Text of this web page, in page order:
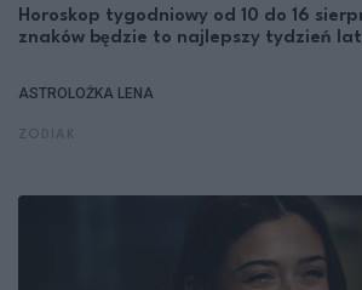
Horoskop tygodniowy od 10 do 16
znaków będzie to najlepszy tydzień
ASTROLOŻKA LENA